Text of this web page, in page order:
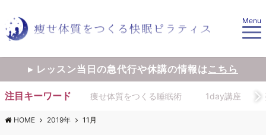
Menu
▸ レッスン当日の急代行や休講の情報はこちら
注目キーワード 痩せ体質をつくる睡眠術 1day講座
HOME 2019年 11月